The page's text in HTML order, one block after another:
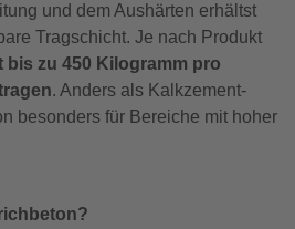
und dem Aushärten erhältst
Tragschicht. Je nach Produkt
bis zu 450 Kilogramm pro
. Anders als Kalkzement-
besonders für Bereiche mit hoher